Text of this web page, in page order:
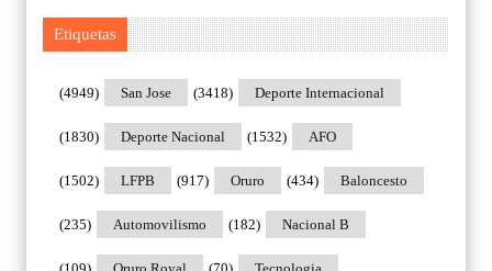
Etiquetas
San Jose
(4949) Deporte Internacional
(3418)
Deporte Nacional
(1830) AFO
(1532)
LFPB
(1502) Oruro
(917) Baloncesto
(434)
Automovilismo
(235) Nacional B
(182)